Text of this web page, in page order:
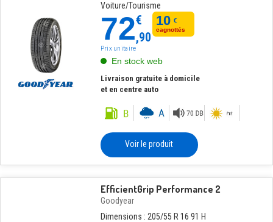
Voiture/Tourisme
72€
,90
10 €
cagnottés
Prix unitaire
En stock web
Livraison gratuite à domicile
et en centre auto
Voir le produit
EfficientGrip Performance 2
Goodyear
Dimensions : 205/55 R 16 91 H